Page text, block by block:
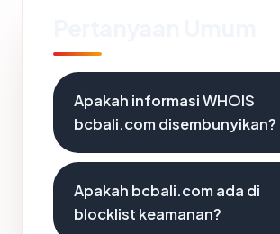
Apakah informasi WHOIS
bcbali.com disembunyikan?
Apakah bcbali.com ada di
blocklist keamanan?